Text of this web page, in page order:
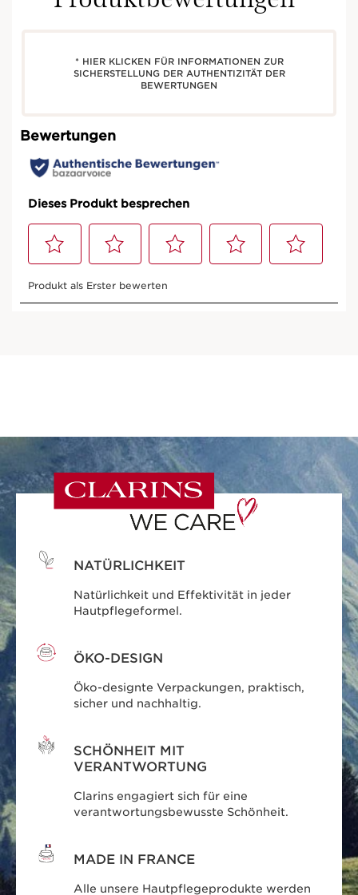
ÖKO-DESIGN
Öko-designte Verpackungen, praktisch,
sicher und nachhaltig.
SCHÖNHEIT MIT
VERANTWORTUNG
Clarins engagiert sich für eine
verantwortungsbewusste Schönheit.
MADE IN FRANCE
Alle unsere Hautpflegeprodukte werden
in Frankreich entwickelt und produziert.